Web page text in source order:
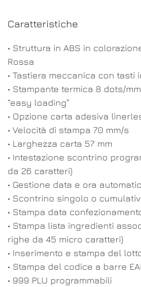
Caratteristiche
• Struttura in ABS in
Rossa
• Tastiera meccanica con tasti
• Stampante termica 8 dots/
“easy loading”
• Opzione carta adesiva
• Velocità di stampa 70 mm/s
• Larghezza carta 57 mm
• Intestazione scontrino
da 26 caratteri)
• Gestione data e ora
• Scontrino singolo o
• Stampa data
• Stampa lista ingredienti
righe da 45 micro caratteri)
• Inserimento e stampa del
• Stampa del codice a barre
• 999 PLU programmabili